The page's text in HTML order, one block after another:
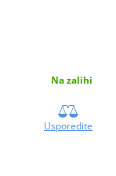
Na zalihi
Usporedite